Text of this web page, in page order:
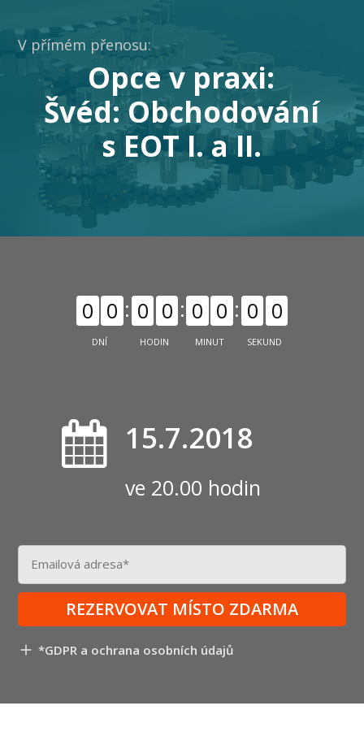
V přímém přenosu:
Opce v praxi:
Švéd: Obchodování
s EOT I. a II.
0 0
DNÍ
0 0
HODIN
0 0
MINUT
0 0
SEKUND
15.7.2018
ve 20.00 hodin
REZERVOVAT MÍSTO ZDARMA
*GDPR a ochrana osobních údajů